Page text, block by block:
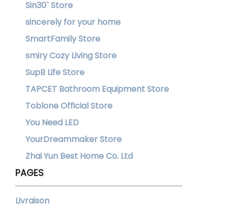
Sin30` Store
sincerely for your home
SmartFamily Store
smiry Cozy Living Store
SupB Life Store
TAPCET Bathroom Equipment Store
Toblone Official Store
You Need LED
YourDreammaker Store
Zhai Yun Best Home Co. Ltd
PAGES
Livraison